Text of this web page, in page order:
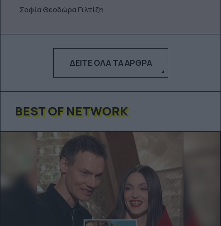
Σοφία Θεοδώρα Γιλτίζη
ΔΕΊΤΕ ΌΛΑ ΤΑ ΆΡΘΡΑ
BEST OF NETWORK